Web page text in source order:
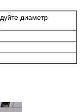
диаметр